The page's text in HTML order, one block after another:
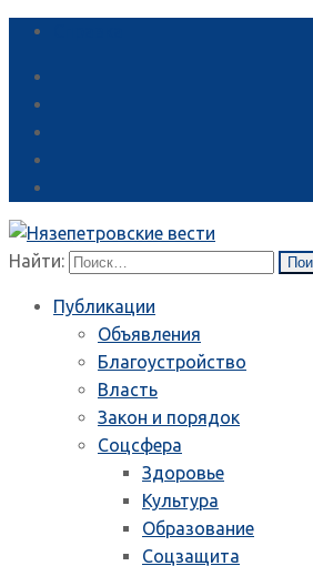
Найти:
Публикации
Объявления
Благоустройство
Власть
Закон и порядок
Соцсфера
Здоровье
Культура
Образование
Соцзащита